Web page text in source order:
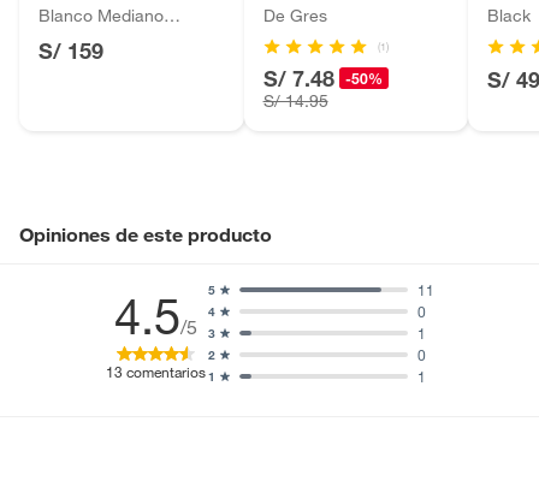
Motocicletas y bicicletas motorizadas.
Licores y cigarros electrónicos.
Blanco Mediano
AIRSCAPE
S/ 159
De Gres
(1)
S/ 7.48 -50%
S/ 14.95
Black
S/
Opiniones de este producto
4.5/5
13 comentarios1 1
2 0
3 1
4 0
5 11